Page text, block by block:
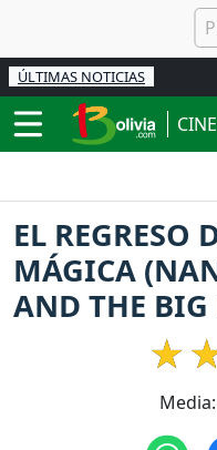
ÚLTIMAS NOTICIAS
CINE
EL REGRESO
MÁGICA
AND THE
Media: